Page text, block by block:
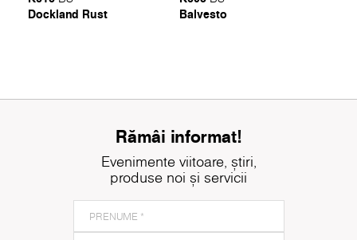
Dockland Rust Balvesto
Rămâi informat!
Evenimente viitoare, știri,
produse noi și servicii